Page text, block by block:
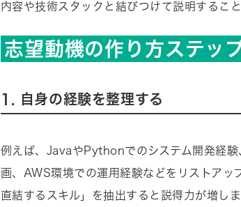
内容や技術スタックと結びつけて説明すること
志望動機の作り方ステッ
1. 自身の経験を整理する
例えば、JavaやPythonでのシステム開発経
画、AWS環境での運用経験などをリストアッ
直結するスキル」を抽出すると説得力が増しま